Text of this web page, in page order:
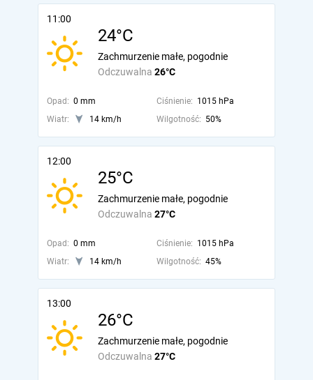
11:00
24°C
Odczuwalna 26°C
Zachmurzenie małe, pogodnie
Opad: 0 mm Ciśnienie: 1015 hPa
Wiatr:
14 km/h Wilgotność: 50%
12:00
25°C
Odczuwalna 27°C
Zachmurzenie małe, pogodnie
Opad: 0 mm Ciśnienie: 1015 hPa
Wiatr:
14 km/h Wilgotność: 45%
13:00
26°C
Odczuwalna 27°C
Zachmurzenie małe, pogodnie